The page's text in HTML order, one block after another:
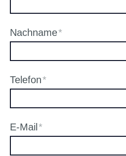
Nachname*
Telefon*
E-Mail *